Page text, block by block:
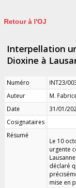
Retour à l'OJ
Interpellation
Dioxine à
Numéro
INT23/
Auteur
M.
Date
31/01/
Cosignataires
Résumé
Le 10
urgente
déclaré
mise en